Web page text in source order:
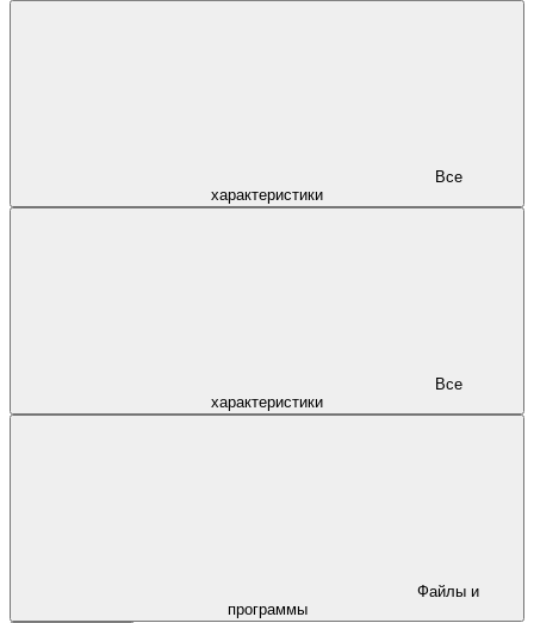
характеристики
характеристики
программы